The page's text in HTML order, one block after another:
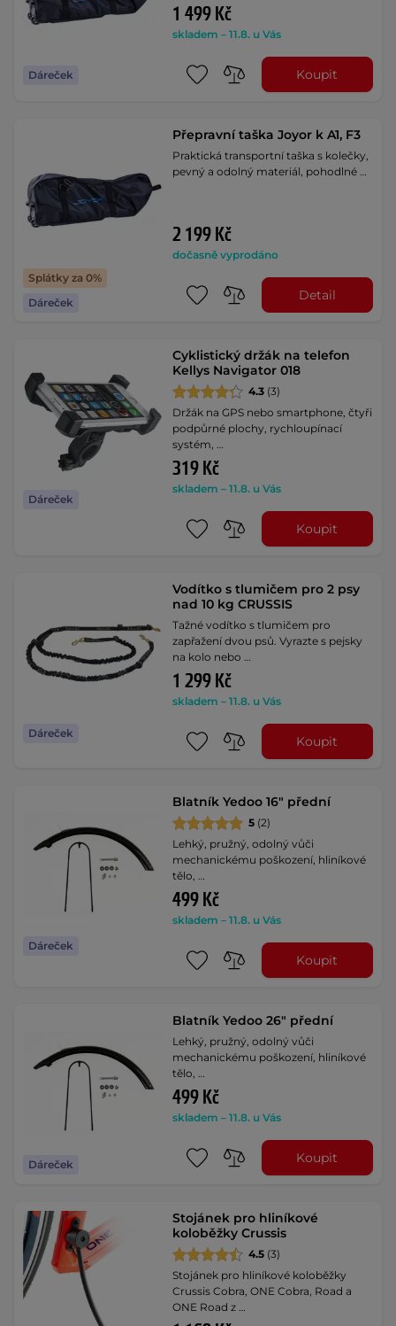
Dáreček
1 499 Kč
skladem – 11.8. u Vás
Koupit
Splátky za 0%
Dáreček
Přepravní taška Joyor k A1, F3
Praktická transportní taška s kolečky,
pevný a odolný materiál, pohodlné …
2 199 Kč
dočasně vyprodáno
Detail
Dáreček
Cyklistický držák na telefon
Kellys Navigator 018
4.3 (3)
Držák na GPS nebo smartphone, čtyři
podpůrné plochy, rychloupínací
systém, …
319 Kč
skladem – 11.8. u Vás
Koupit
Dáreček
Vodítko s tlumičem pro 2 psy
nad 10 kg CRUSSIS
Tažné vodítko s tlumičem pro
zapřažení dvou psů. Vyrazte s pejsky
na kolo nebo …
1 299 Kč
skladem – 11.8. u Vás
Koupit
Dáreček
Blatník Yedoo 16" přední
5 (2)
Lehký, pružný, odolný vůči
mechanickému poškození, hliníkové
tělo, …
499 Kč
skladem – 11.8. u Vás
Koupit
Dáreček
Blatník Yedoo 26" přední
Lehký, pružný, odolný vůči
mechanickému poškození, hliníkové
tělo, …
499 Kč
skladem – 11.8. u Vás
Koupit
Stojánek pro hliníkové
koloběžky Crussis
4.5 (3)
Stojánek pro hliníkové koloběžky
Crussis Cobra, ONE Cobra, Road a
ONE Road z …